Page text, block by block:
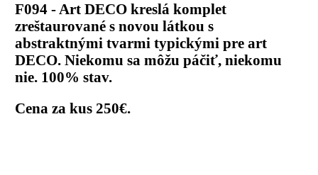
F094 - Art DECO kreslá komplet
zreštaurované s novou látkou s
abstraktnými tvarmi typickými pre art
DECO. Niekomu sa môžu páčiť, niekomu
nie. 100% stav.
Cena za kus 250€.